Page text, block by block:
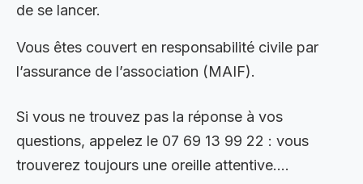
de se lancer.
Vous êtes couvert en responsabilité civile par
l’assurance de l’association (MAIF).
Si vous ne trouvez pas la réponse à vos
questions, appelez le 07 69 13 99 22 : vous
trouverez toujours une oreille attentive….